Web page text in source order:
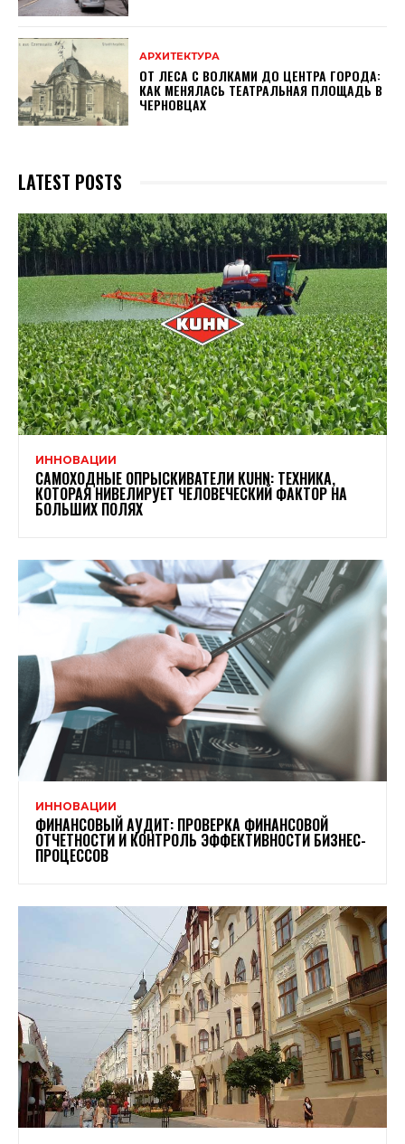
АРХИТЕКТУРА
ОТ ЛЕСА С ВОЛКАМИ ДО ЦЕНТРА ГОРОДА:
КАК МЕНЯЛАСЬ ТЕАТРАЛЬНАЯ ПЛОЩАДЬ В
ЧЕРНОВЦАХ
LATEST POSTS
ИННОВАЦИИ
САМОХОДНЫЕ ОПРЫСКИВАТЕЛИ KUHN: ТЕХНИКА,
КОТОРАЯ НИВЕЛИРУЕТ ЧЕЛОВЕЧЕСКИЙ ФАКТОР НА
БОЛЬШИХ ПОЛЯХ
ИННОВАЦИИ
ФИНАНСОВЫЙ АУДИТ: ПРОВЕРКА ФИНАНСОВОЙ
ОТЧЕТНОСТИ И КОНТРОЛЬ ЭФФЕКТИВНОСТИ БИЗНЕС-
ПРОЦЕССОВ